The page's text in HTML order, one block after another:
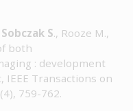
Sobczak S., Rooze M.,
both
: development
Transactions on
759-762.